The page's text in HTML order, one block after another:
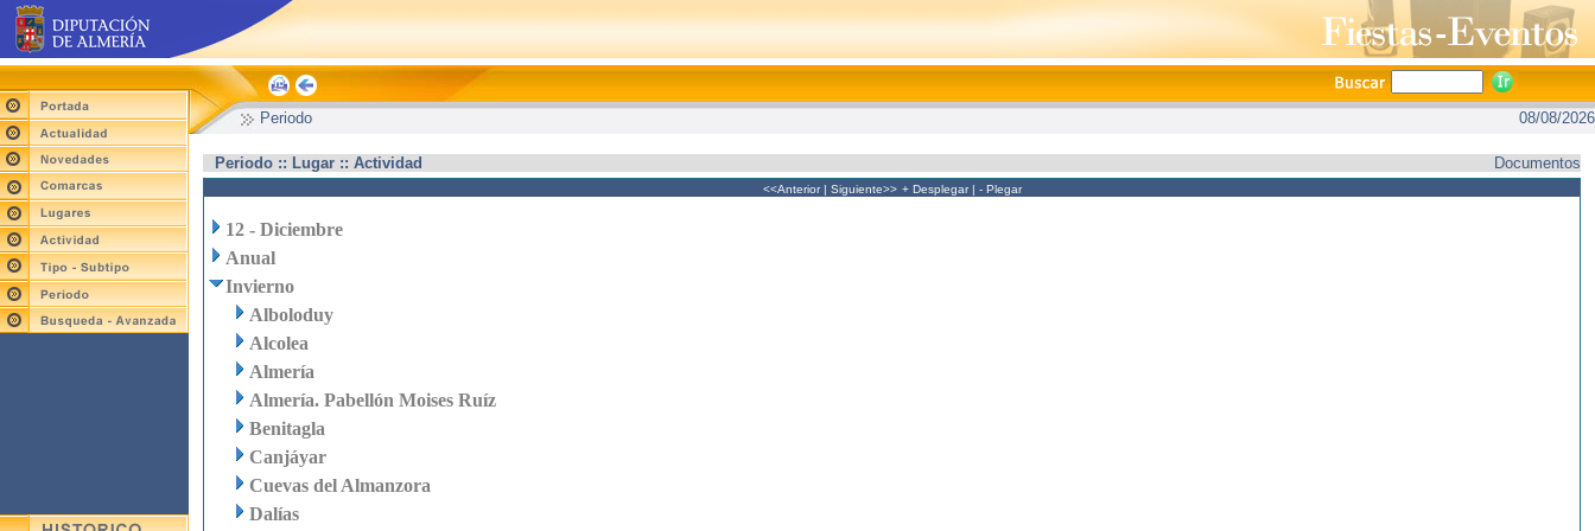
Periodo 08/08/2026
Periodo :: Lugar :: Actividad Documentos
<<Anterior| Siguiente>> + Desplegar| - Plegar
12 - Diciembre
Anual
Invierno
Alboloduy
Alcolea
Almería
Almería. Pabellón Moises Ruíz
Benitagla
Canjáyar
Cuevas del Almanzora
Dalías